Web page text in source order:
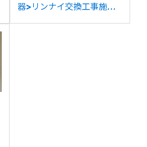
器>リンナイ交換工事施工